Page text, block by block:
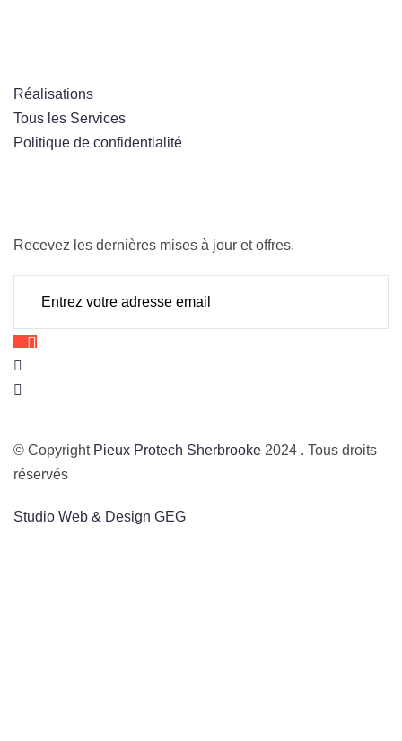
Réalisations
Tous les Services
Politique de confidentialité
Recevez les dernières mises à jour et offres.
© Copyright Pieux Protech Sherbrooke 2024 . Tous droits
réservés
Studio Web & Design GEG